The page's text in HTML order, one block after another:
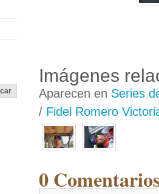
Imágenes
Aparecen en Series
/ Fidel Romero
0